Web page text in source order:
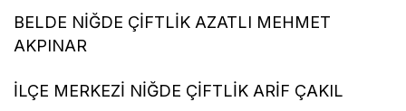
BELDE NİĞDE ÇİFTLİK AZATLI MEHMET
AKPINAR
İLÇE MERKEZİ NİĞDE ÇİFTLİK ARİF ÇAKIL